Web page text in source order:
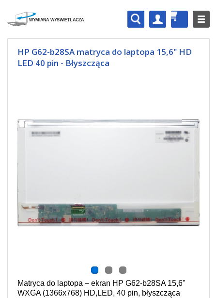
HP G62-b28SA matryca do laptopa 15,6" HD
LED 40 pin - Błyszcząca
Matryca do laptopa – ekran HP G62-b28SA 15,6"
WXGA (1366x768) HD,LED, 40 pin, błyszcząca